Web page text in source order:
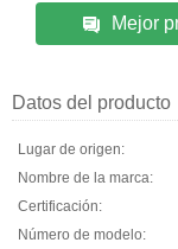
Mejor
Datos del producto
Lugar de origen:
Nombre de la marca:
Certificación:
Número de modelo: